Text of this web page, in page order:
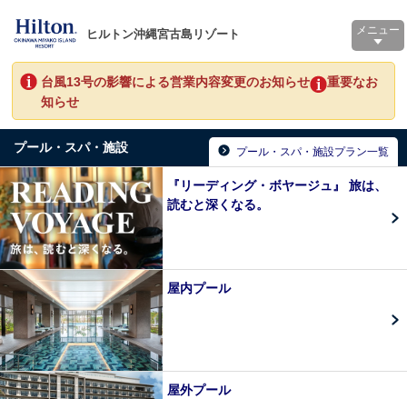
ヒルトン沖縄宮古島リゾート メニュー
台風13号の影響による営業内容変更のお知らせ
重要なお
知らせ
プール・スパ・施設 プール・スパ・施設プラン一覧
『リーディング・ボヤージュ』 旅は、
読むと深くなる。
屋内プール
屋外プール